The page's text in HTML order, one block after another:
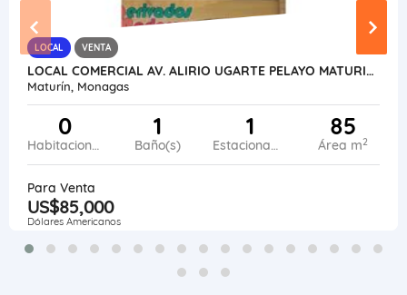
LOCAL VENTA
LOCAL COMERCIAL AV. ALIRIO UGARTE PELAYO MATURIN VE13-120AUP-LFAJ
Maturín, Monagas
0
Habitaciones
1
Baño(s)
1
Estacionamiento
85
Área m2
Para Venta
US$85,000
Dólares Americanos